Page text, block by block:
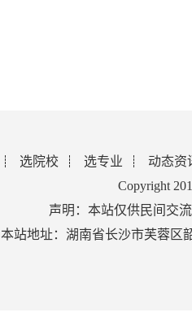
选院校 选专业
动态资
Copyright
声明：本站仅供民间交
本站地址：湖南省长沙市芙蓉区